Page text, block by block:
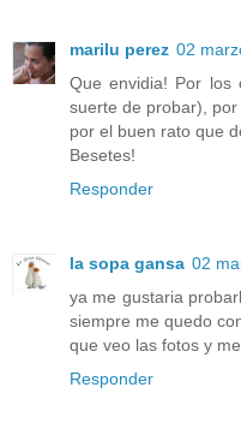
marilu perez 02
Que envidia! Por los
suerte de probar),
por el buen rato que
Besetes!
Responder
la sopa gansa 02
ya me gustaria
siempre me quedo
que veo las fotos y
Responder